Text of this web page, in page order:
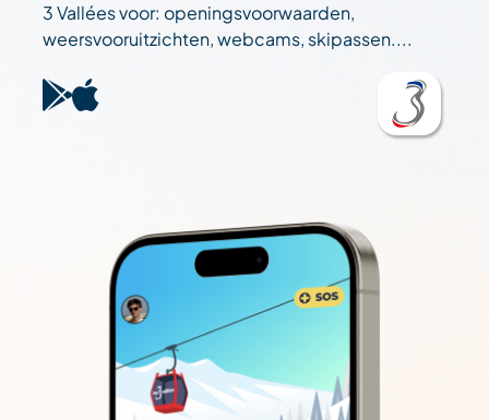
3 Vallées voor: openingsvoorwaarden,
weersvooruitzichten, webcams, skipassen....